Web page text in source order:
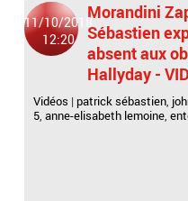
11/10/2018
12:20
Morandini
Sébastien
absent aux
Hallyday -
Vidéos | patrick sébastien,
5,anne-elisabeth lemoine,